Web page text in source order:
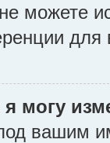
можете
для
могу
вашим